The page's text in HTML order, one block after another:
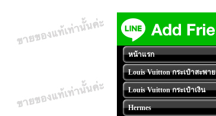
หน้าแรก
Louis Vuitton กระเป๋าสะพาย
Louis Vuitton กระเป๋าเงิน
Hermes